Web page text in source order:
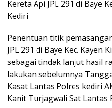
Kereta Api JPL 291 di Baye
Kediri
Penentuan titik
JPL 291 di Baye Kec. Kayen
sebagai tindak lanjut hasil
lakukan sebelumnya
Kasat Lantas Polres kediri
Kanit Turjagwali Sat Lantas